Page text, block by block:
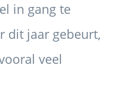
in gang te
dit jaar gebeurt,
veel